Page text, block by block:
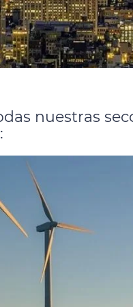
el tráfico. Además,
el uso que haga del sitio
de redes sociales,
combinarla con otra
nuestras